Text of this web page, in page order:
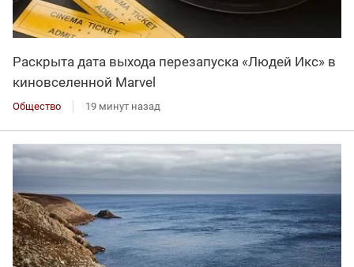
Раскрыта дата выхода перезапуска «Людей Икс» в
киновселенной Marvel
Общество 19 минут назад